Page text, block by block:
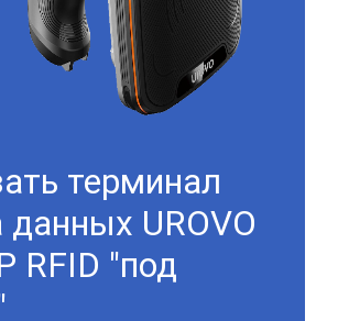
терминал
данных UROVO
RFID "под